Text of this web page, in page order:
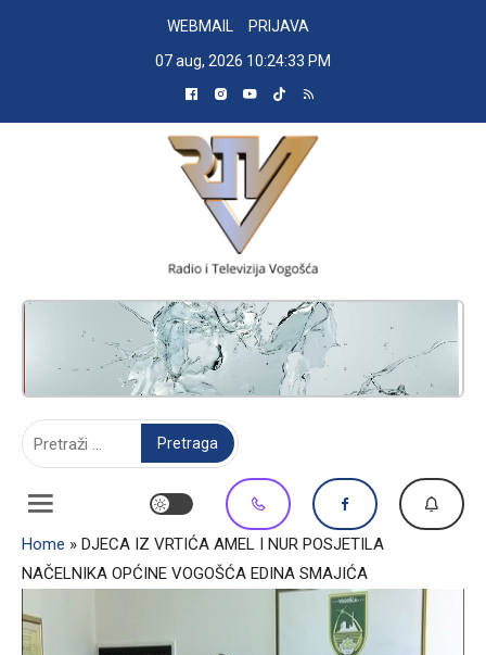
WEBMAIL
PRIJAVA
07 aug, 2026 10:24:33 PM
RADIO TELEVIZIJA VOGOŠĆA
Home » DJECA IZ VRTIĆA AMEL I NUR POSJETILA
NAČELNIKA OPĆINE VOGOŠĆA EDINA SMAJIĆA